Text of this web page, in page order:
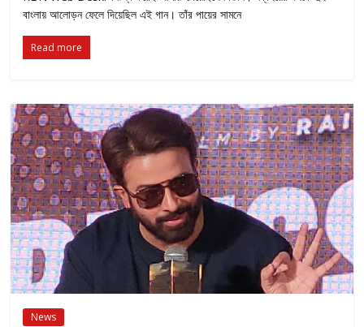
বাংলায় আলোড়ন ফেলে দিয়েছিল এই গান। তাঁর পায়ের সামনে
Read more
News